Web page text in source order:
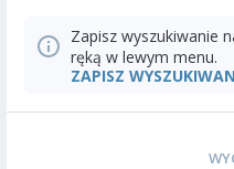
Zapisz wyszukiwanie
ręką w lewym menu.
ZAPISZ